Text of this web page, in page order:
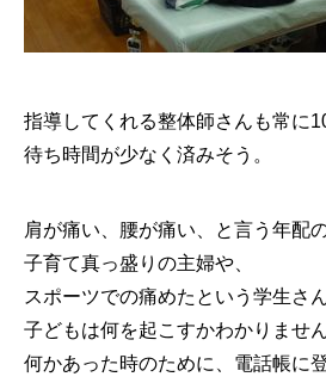
指導してくれる整体師さんも常に
待ち時間が少なく済みそう。
肩が痛い、腰が痛い、と言う年配
子育て真っ盛りの主婦や、
スポーツでの痛めたという学生さ
子どもは何を起こすかわかりませ
何かあった時のために、電話帳に